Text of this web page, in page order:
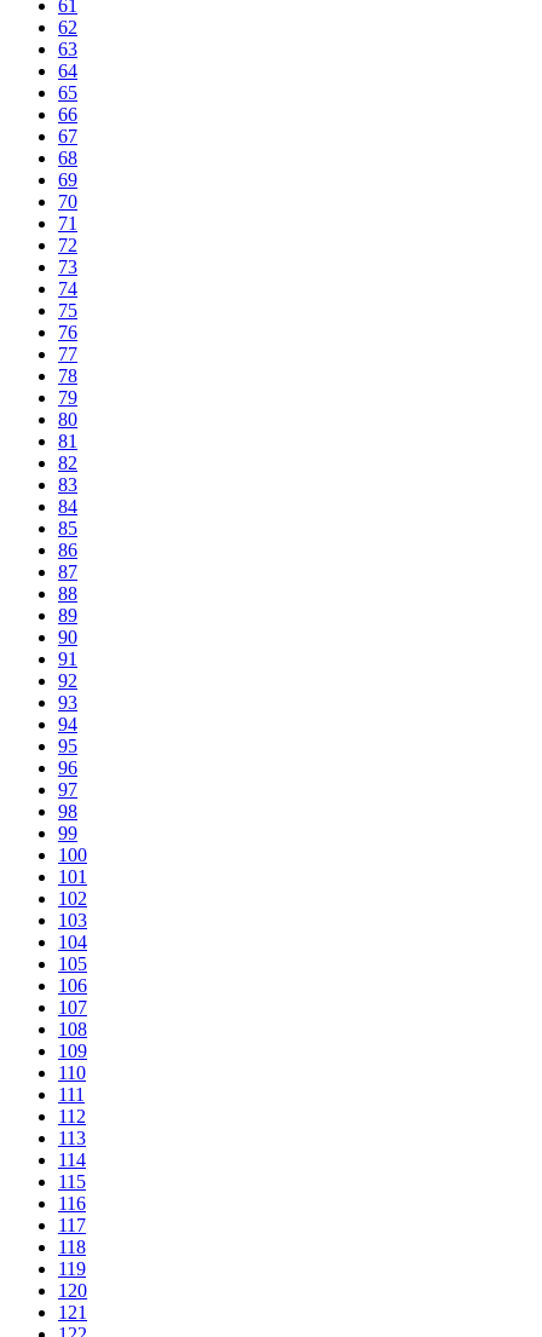
61
62
63
64
65
66
67
68
69
70
71
72
73
74
75
76
77
78
79
80
81
82
83
84
85
86
87
88
89
90
91
92
93
94
95
96
97
98
99
100
101
102
103
104
105
106
107
108
109
110
111
112
113
114
115
116
117
118
119
120
121